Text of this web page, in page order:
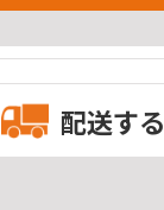
配送する